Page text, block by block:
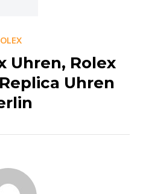
Uhren, Rolex
Uhren